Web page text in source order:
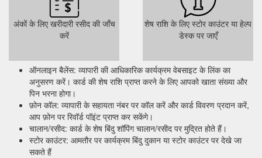
अंकों के लिए खरीदारी रसीद की जाँच
करें
शेष राशि के लिए स्टोर काउंटर या हेल्प
डेस्क पर जाएँ
ऑनलाइन बैलेंस: व्यापारी की आधिकारिक कार्यक्रम वेबसाइट के लिंक का
अनुसरण करें। कार्ड की शेष राशि प्राप्त करने के लिए आपको खाता संख्या और
पिन भरना होगा।
फ़ोन कॉल: व्यापारी के सहायता नंबर पर कॉल करें और कार्ड विवरण प्रदान करें,
आप फ़ोन पर रिवॉर्ड पॉइंट प्राप्त कर सकेंगे।
चालान/रसीद: कार्ड के शेष बिंदु शॉपिंग चालान/रसीद पर मुद्रित होते हैं।
स्टोर काउंटर: आमतौर पर कार्यक्रम बिंदु दुकान या स्टोर काउंटर पर देखे जा
सकते हैं